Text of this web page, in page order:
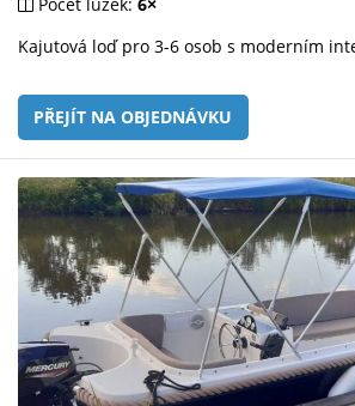
Kajutová loď pro 3-6 osob s moderním
PŘEJÍT NA OBJEDNÁVKU